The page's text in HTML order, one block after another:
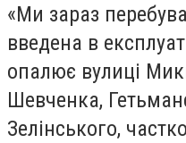
«Ми зараз
введена в
опалює вулиці
Шевченка,
Зелінського,